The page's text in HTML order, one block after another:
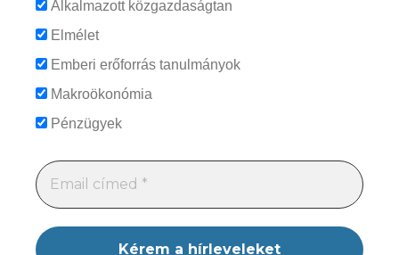
Alkalmazott közgazdaságtan
Elmélet
Emberi erőforrás tanulmányok
Makroökonómia
Pénzügyek